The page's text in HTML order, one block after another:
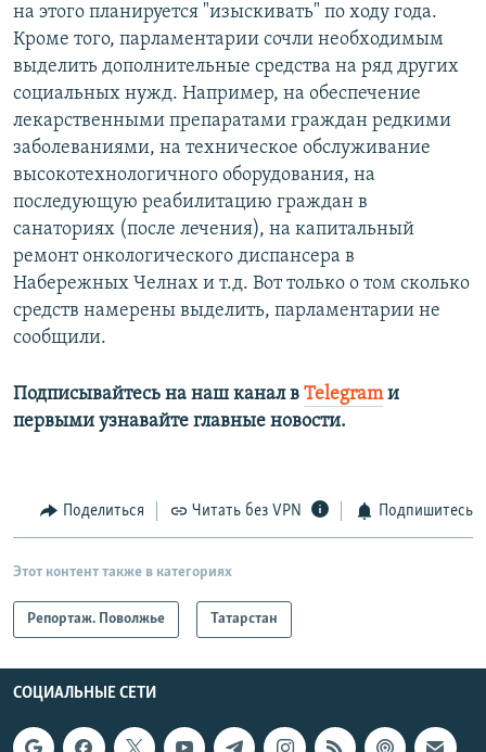
на этого планируется "изыскивать" по ходу года.
Кроме того, парламентарии сочли необходимым
выделить дополнительные средства на ряд других
социальных нужд. Например, на обеспечение
лекарственными препаратами граждан редкими
заболеваниями, на техническое обслуживание
высокотехнологичного оборудования, на
последующую реабилитацию граждан в
санаториях (после лечения), на капитальный
ремонт онкологического диспансера в
Набережных Челнах и т.д. Вот только о том сколько
средств намерены выделить, парламентарии не
сообщили.
Подписывайтесь на наш канал в Telegramи
первыми узнавайте главные новости.​
Поделиться Читать без VPN Подпишитесь
Этот контент также в категориях
Репортаж. Поволжье Татарстан
СОЦИАЛЬНЫЕ СЕТИ